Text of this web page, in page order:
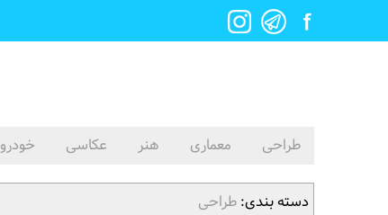
طراحی معماری هنر عکاسی خودرو
دسته بندی:طراحی